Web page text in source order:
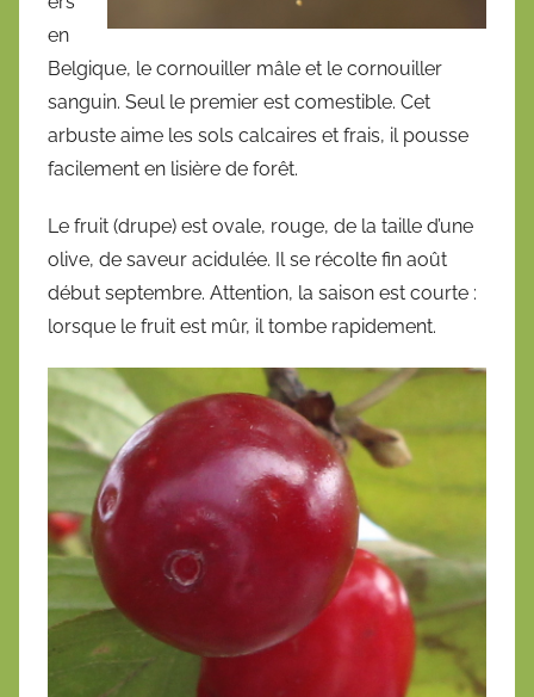
en
Belgique, le cornouiller mâle et le cornouiller
sanguin. Seul le premier est comestible. Cet
arbuste aime les sols calcaires et frais, il pousse
facilement en lisière de forêt.
Le fruit (drupe) est ovale, rouge, de la taille d’une
olive, de saveur acidulée. Il se récolte fin août
début septembre. Attention, la saison est courte :
lorsque le fruit est mûr, il tombe rapidement.